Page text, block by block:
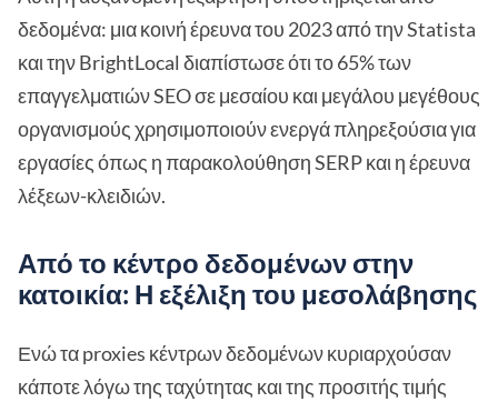
δεδομένα: μια κοινή έρευνα του 2023 από την Statista
και την BrightLocal διαπίστωσε ότι το 65% των
επαγγελματιών SEO σε μεσαίου και μεγάλου μεγέθους
οργανισμούς χρησιμοποιούν ενεργά πληρεξούσια για
εργασίες όπως η παρακολούθηση SERP και η έρευνα
λέξεων-κλειδιών.
Από το κέντρο δεδομένων στην
κατοικία: Η εξέλιξη του μεσολάβησης
Ενώ τα proxies κέντρων δεδομένων κυριαρχούσαν
κάποτε λόγω της ταχύτητας και της προσιτής τιμής